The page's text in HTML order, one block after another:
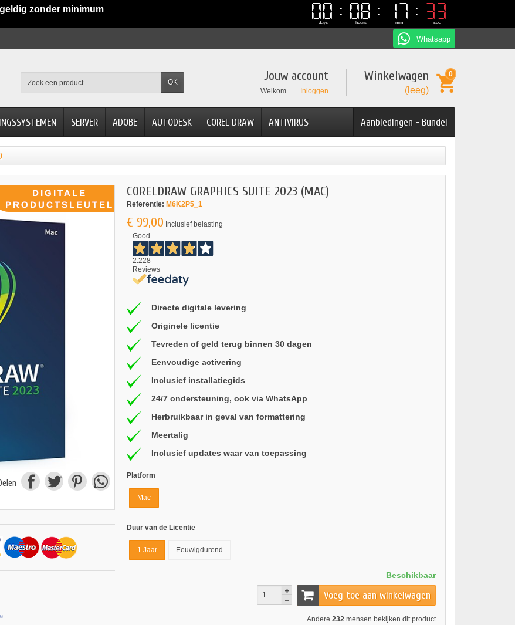
geldig zonder minimum
00
00
days
08
08
hours
17
17
min
32
32
sec
Whatsapp
OK Winkelwagen
(leeg)
0
Jouw account
Welkom Inloggen
Aanbiedingen - Bundel
SERVER ADOBE AUTODESK COREL DRAW ANTIVIRUS
CORELDRAW GRAPHICS SUITE 2023 (MAC)
Referentie: M6K2P5_1
€ 99,00 Inclusief belasting
Good
2.228
Reviews
Directe digitale levering
Originele licentie
Tevreden of geld terug binnen 30 dagen
Eenvoudige activering
Inclusief installatiegids
24/7 ondersteuning, ook via WhatsApp
Herbruikbaar in geval van formattering
Meertalig
Inclusief updates waar van toepassing
Platform
Mac
Duur van de Licentie
1 Jaar Eeuwigdurend
Beschikbaar
Voeg toe aan winkelwagen
Andere 232 mensen bekijken dit product